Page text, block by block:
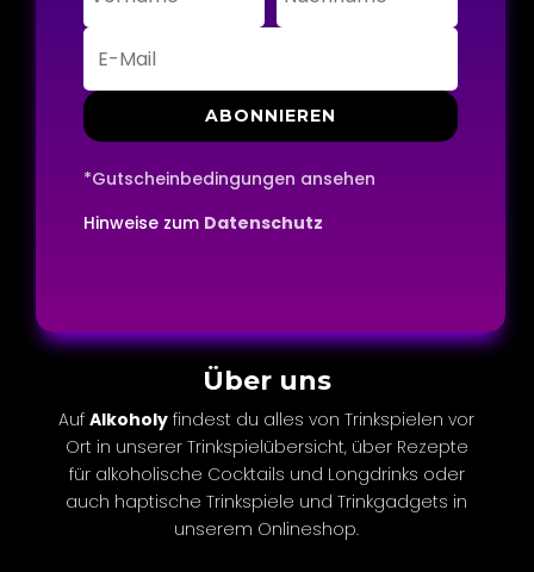
ABONNIEREN
*Gutscheinbedingungen ansehen
Hinweise zum Datenschutz
Über uns
AufAlkoholy findest du alles von Trinkspielen vor
Ort in unserer Trinkspielübersicht, über Rezepte
für alkoholische Cocktails und Longdrinks oder
auch haptische Trinkspiele und Trinkgadgets in
unserem Onlineshop.